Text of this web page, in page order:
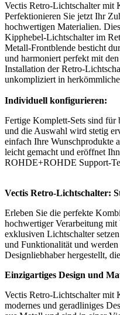
Vectis Retro-Lichtschalter mit
Perfektionieren Sie jetzt Ihr
hochwertigen Materialien.
Kipphebel-Lichtschalter im
Metall-Frontblende besticht
und harmoniert perfekt mit
Installation der Retro-
unkompliziert in
Individuell konfigurieren:
Fertige Komplett-Sets sind für
und die Auswahl wird stetig
einfach Ihre Wunschprodukte
leicht gemacht und eröffnet
ROHDE+ROHDE Support-
Vectis Retro-Lichtschalter:
Erleben Sie die perfekte
hochwertiger Verarbeitung
exklusiven Lichtschalter
und Funktionalität und
Designliebhaber hergestellt,
Einzigartiges Design und
Vectis Retro-Lichtschalter mit
modernes und geradliniges